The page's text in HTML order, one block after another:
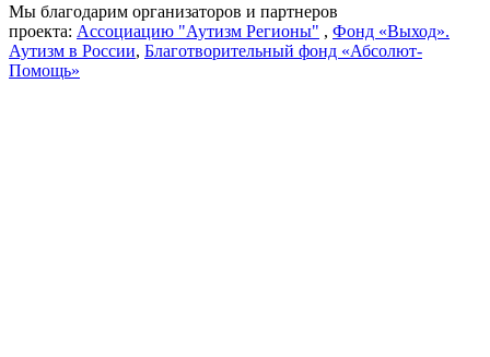
Мы благодарим организаторов и партнеров
проекта: Ассоциацию "Аутизм Регионы" , Фонд «Выход».
Аутизм в России, Благотворительный фонд «Абсолют-
Помощь»